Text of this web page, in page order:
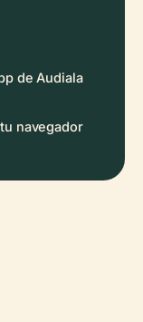
de Audiala
navegador